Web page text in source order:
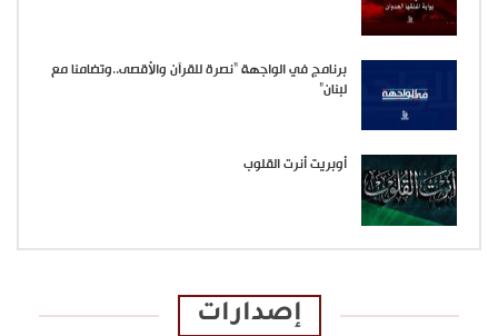
برنامج في الواجهة “نصرة للقرآن والأقصى..وتضامنا مع
لبنان”
أوبريت أنرت القلوب
إصدارات